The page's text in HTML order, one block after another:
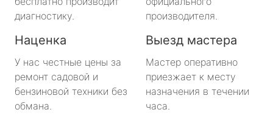
диагностику.
производителя.
Наценка
У нас честные цены за
ремонт садовой и
бензиновой техники без
обмана.
Выезд мастера
Мастер оперативно
приезжает к месту
назначения в течении
часа.